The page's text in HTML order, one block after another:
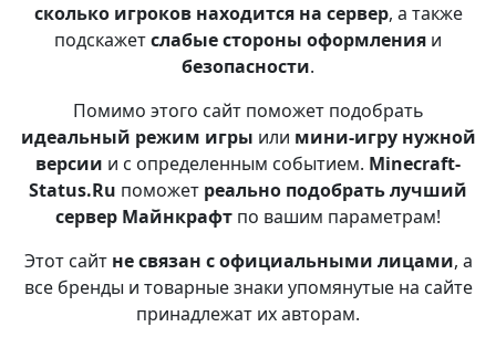
сколько игроков находится на сервер, а также
подскажетслабые стороны оформления и
безопасности.
Помимо этого сайт поможет подобрать
идеальный режим игры или мини-игру нужной
версии и с определенным событием. Minecraft-
Status.Ru поможет реально подобрать лучший
сервер Майнкрафт по вашим параметрам!
Этот сайт не связан с официальными лицами, а
все бренды и товарные знаки упомянутые на сайте
принадлежат их авторам.